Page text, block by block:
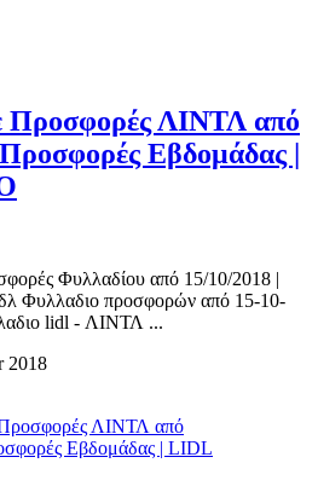
Προσφορές ΛΙΝΤΛ από
Εβδομάδας |
Φυλλαδίου από 15/10/2018 |
Φυλλαδιο προσφορών από 15-10-
lidl - ΛΙΝΤΛ ...
2018